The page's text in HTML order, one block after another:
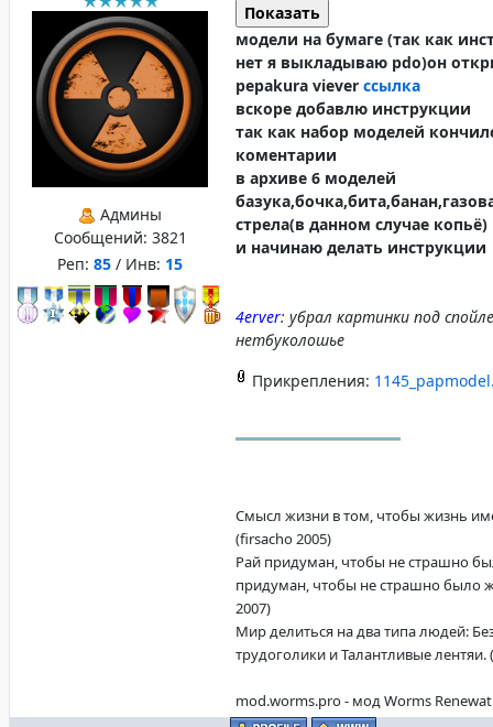
Админы
Сообщений: 3821
Реп: 85 / Инв: 15
модели на бумаге (так как
нет я выкладываю pdo)он
pepakura viever ссылка
вскоре добавлю инструкции
так как набор моделей
коментарии
в архиве 6 моделей
стрела(в данном случае копьё)
и начинаю делать инструкции
4erver: убрал картинки под
нетбуколошье
Прикрепления:
Смысл жизни в том, чтобы жизнь
(firsacho 2005)
Рай придуман, чтобы не страшно
придуман, чтобы не страшно было
2007)
Мир делиться на два типа людей:
трудоголики и Талантливые лентяи.
mod.worms.pro - мод Worms